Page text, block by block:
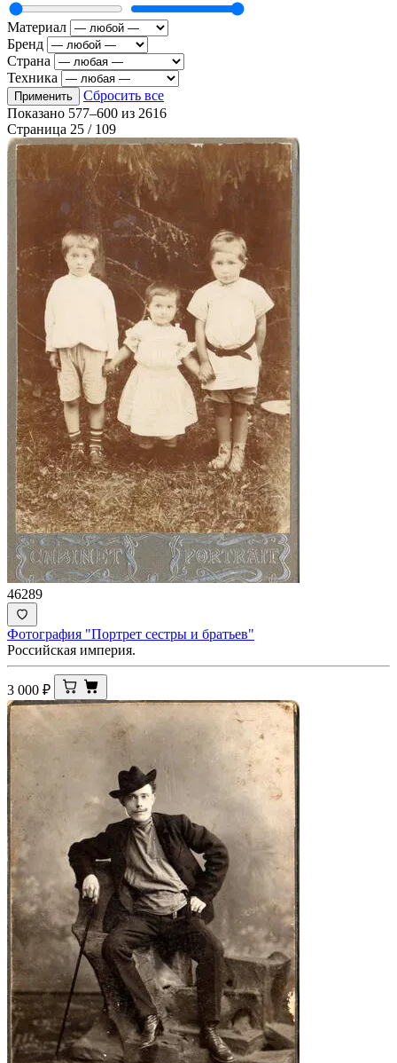
Материал
Бренд
Страна
Техника
Применить
Сбросить все
Показано 577–600 из 2616
Страница 25 / 109
46289
Фотография "Портрет сестры и братьев"
Российская империя.
3 000 ₽